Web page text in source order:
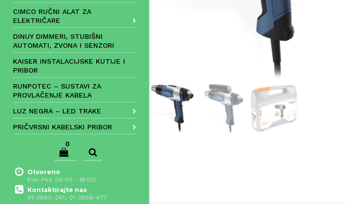
CIMCO RUČNI ALAT ZA
ELEKTRIČARE
DINUY DIMMERI, STUBIŠNI
AUTOMATI, ZVONA I SENZORI
KAISER INSTALACIJSKE KUTIJE I
PRIBOR
RUNPOTEC – SUSTAVI ZA
PROVLAČENJE KABELA
LUZ NEGRA – LED TRAKE
PRIČVRSNI KABELSKI PRIBOR
0
Otvoreno
Pon-Pet: 08:00 - 16:00;
Kontaktirajte nas
01-3880-247; 01-3886-677